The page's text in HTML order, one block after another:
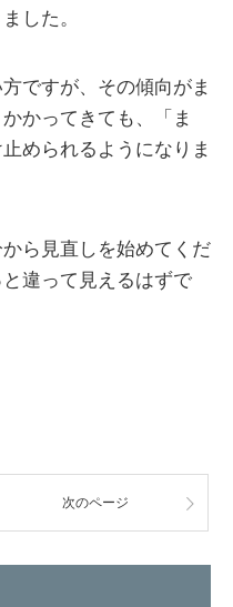
した。
ですが、その傾向がま
かってきても、「ま
められるようになりま
ら見直しを始めてくだ
違って見えるはずで
次のページ